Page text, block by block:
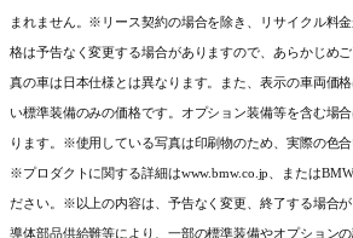
まれません。※リース契約の場合を除き、リサイクル料
格は予告なく変更する場合がありますので、あらかじめ
真の車は日本仕様とは異なります。また、表示の車両価
い標準装備のみの価格です。オプション装備等を含む場
ります。※使用している写真は印刷物のため、実際の色合
※プロダクトに関する詳細はwww.bmw.co.jp、または
ださい。※以上の内容は、予告なく変更、終了する場合
導体部品供給難等により、一部の標準装備やオプション